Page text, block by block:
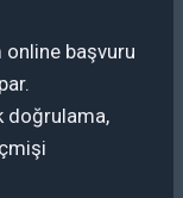
başvuru
doğrulama,